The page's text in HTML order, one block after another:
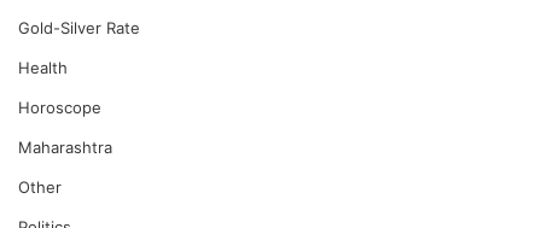
Gold-Silver Rate
Health
Horoscope
Maharashtra
Other